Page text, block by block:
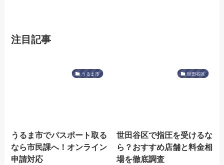
注目記事
うるま市
うるま市でパスポート取る
なら市民課へ！オンライン
申請対応
世田谷区
世田谷区で指圧を受けるな
ら？おすすめ店舗と料金相
場を徹底調査